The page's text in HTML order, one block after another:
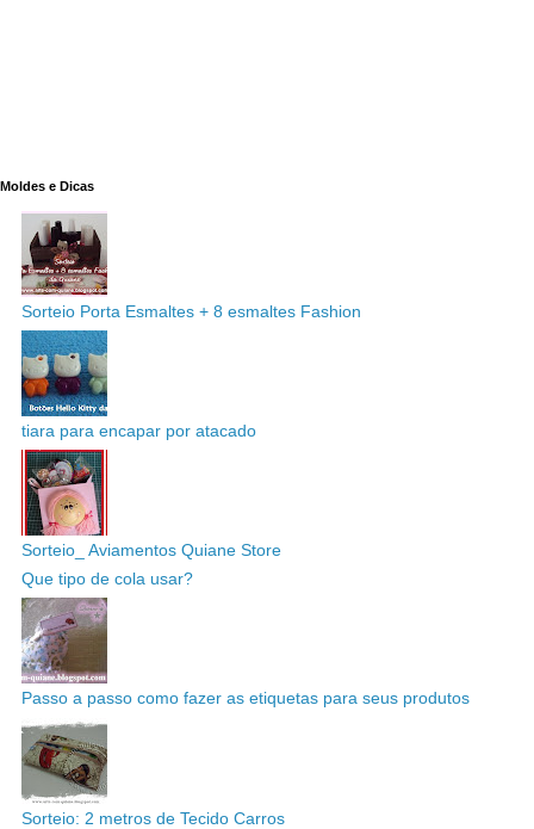
Moldes e Dicas
Sorteio Porta Esmaltes + 8 esmaltes Fashion
tiara para encapar por atacado
Sorteio_ Aviamentos Quiane Store
Que tipo de cola usar?
Passo a passo como fazer as etiquetas para seus produtos
Sorteio: 2 metros de Tecido Carros